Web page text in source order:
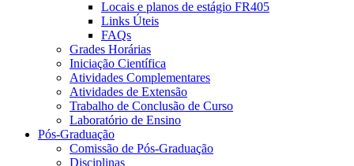
Locais e planos de estágio FR405
Links Úteis
FAQs
Grades Horárias
Iniciação Científica
Atividades Complementares
Atividades de Extensão
Trabalho de Conclusão de Curso
Laboratório de Ensino
Pós-Graduação
Comissão de Pós-Graduação
Disciplinas